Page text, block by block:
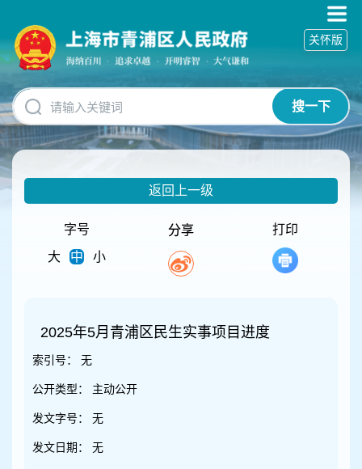
碍
操
明
跳
转
到
网
搜一下
关怀版
返回上一级
字号
大
中 小
分享 打印
2025年5月青浦区民生实事项目进度
索引号： 无
公开类型： 主动公开
发文字号： 无
发文日期： 无